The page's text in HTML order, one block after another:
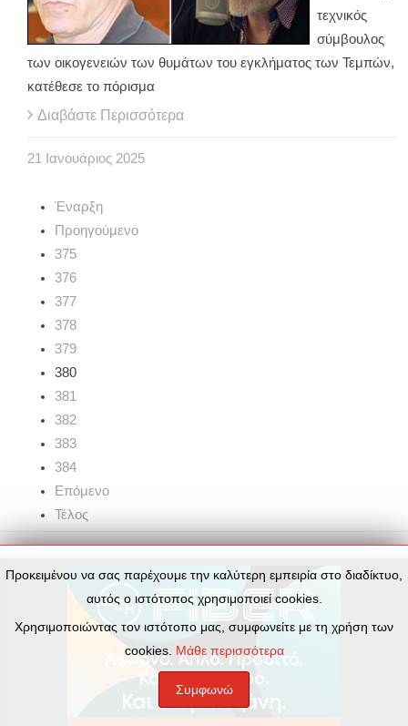
τεχνικός
σύμβουλος
των οικογενειών των θυμάτων του εγκλήματος των Τεμπών,
κατέθεσε το πόρισμα
Διαβάστε Περισσότερα
21 Ιανουάριος 2025
Έναρξη
Προηγούμενο
375
376
377
378
379
380
381
382
383
384
Επόμενο
Τέλος
Προκειμένου να σας παρέχουμε την καλύτερη εμπειρία στο διαδίκτυο,
αυτός ο ιστότοπος χρησιμοποιεί cookies.
Χρησιμοποιώντας τον ιστότοπο μας, συμφωνείτε με τη χρήση των
cookies. Μάθε περισσότερα
Συμφωνώ